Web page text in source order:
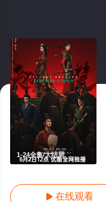
1-24全集/大结局
 在线观看